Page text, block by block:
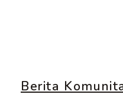
Berita